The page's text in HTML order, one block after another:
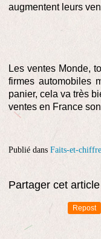
augmentent leurs
Les ventes Monde,
firmes automobiles
panier, cela va très
ventes en France
Publié dans Faits-et-
Partager cet article
Repost